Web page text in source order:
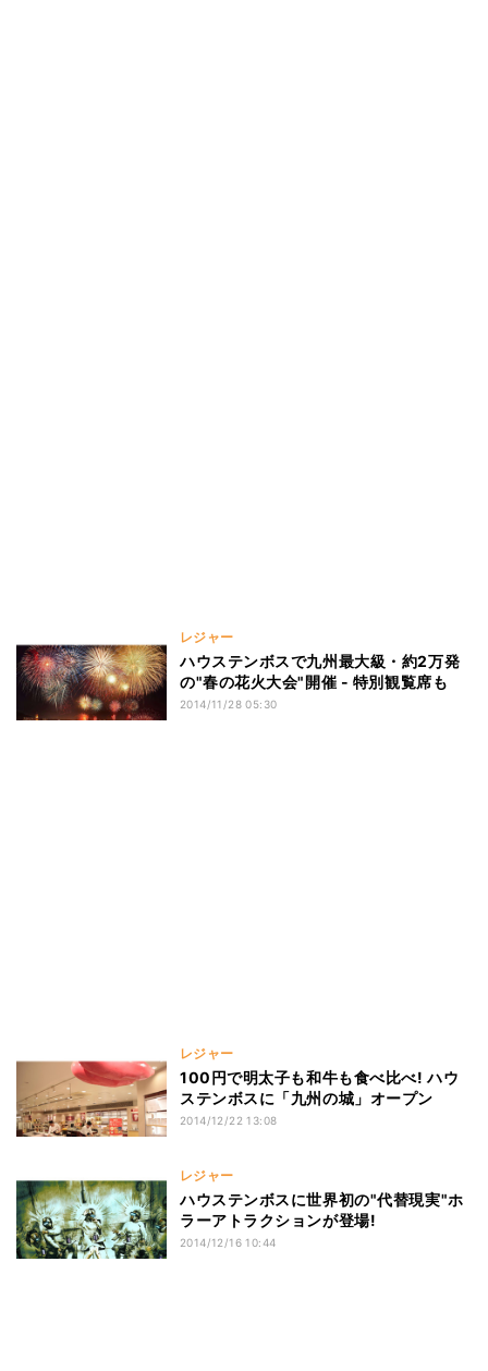
レジャー
ハウステンボスで九州最大級・約2万発
の"春の花火大会"開催 - 特別観覧席も
2014/11/28 05:30
レジャー
100円で明太子も和牛も食べ比べ! ハウ
ステンボスに「九州の城」オープン
2014/12/22 13:08
レジャー
ハウステンボスに世界初の"代替現実"ホ
ラーアトラクションが登場!
2014/12/16 10:44